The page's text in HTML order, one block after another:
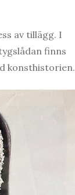
av tillägg. I
finns
konsthistorien.